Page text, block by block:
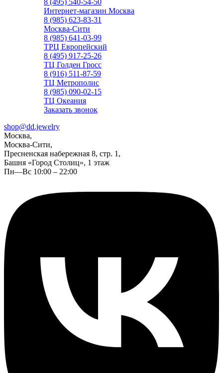
8 (495) 540-54-50
Интернет-магазин Москва
8 (985) 623-83-31
Москва-Сити
8 (985) 641-03-99
ТРЦ Европейский
8 (495) 917-25-26
ТЦ Голден Гросс
8 (916) 511-87-59
ТЦ Метрополис
8 (985) 090-02-15
ТЦ Океания
Заказать звонок
shop@dd.jewelry
Москва,
Москва-Сити,
Пресненская набережная 8, стр. 1,
Башня «Город Столиц», 1 этаж
Пн—Вс 10:00 – 22:00